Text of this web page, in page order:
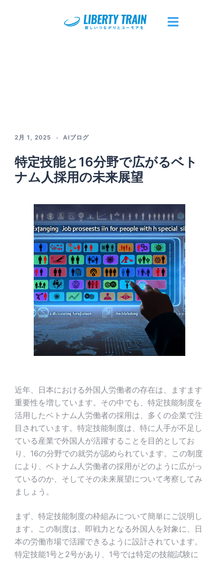
2月 1, 2025 AIブログ
特定技能と16分野で広がるベト
ナム人採用の未来展望
近年、日本における外国人労働者の存在は、ますます
重要性を増しています。その中でも、特定技能制度を
活用したベトナム人労働者の採用は、多くの企業で注
目されています。特定技能制度は、特に人手が不足し
ている産業で外国人が活躍することを目的としてお
り、16の分野での就労が認められています。この制度
により、ベトナム人労働者の採用がどのように広がっ
ているのか、そしてその未来展望について考察してみ
ましょう。
まず、特定技能制度の枠組みについて簡単にご説明し
ます。この制度は、即戦力となる外国人を対象に、日
本の労働市場で活躍できるように設計されています。
特定技能1号と2号があり、1号では特定の技能試験に